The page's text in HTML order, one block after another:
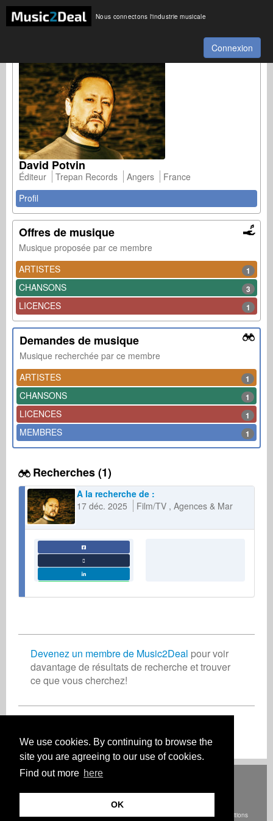
We use cookies. By continuing to browse the
site you are agreeing to our use of cookies.
Find out more here
OK
Nous connectons l'industrie musicale
Connexion
David Potvin
Éditeur Trepan Records Angers
France
Profil
Offres de musique
Musique proposée par ce membre
ARTISTES
1
CHANSONS 3
LICENCES 1
Demandes de musique
Musique recherchée par ce membre
ARTISTES
1
CHANSONS 1
LICENCES 1
MEMBRES 1
Recherches (1)
A la recherche de :
17 déc. 2025
Film/TV Agences & Marques
Devenez un membre de Music2Deal pour voir
davantage de résultats de recherche et trouver
ce que vous cherchez!
Deutsch English Español Français
FAQ
© Droits d'auteur Music2Deal 2026. Tous droits réservés.
Termes et conditions